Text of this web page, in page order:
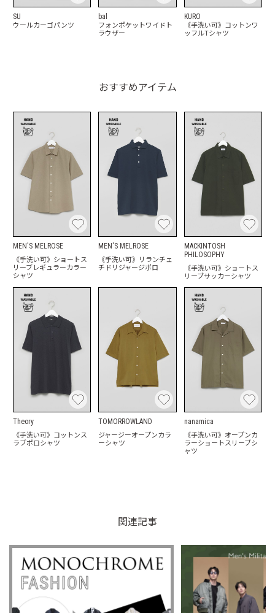
SU
ウールカーゴパンツ
bal
フォンポケットワイドト
ラウザー
KURO
《手洗い可》コットンワ
ッフルTシャツ
おすすめアイテム
MEN'S MELROSE
《手洗い可》ショートス
リーブレギュラーカラー
シャツ
MEN'S MELROSE
《手洗い可》リランチェ
チドリジャージポロ
MACKINTOSH
PHILOSOPHY
《手洗い可》ショートス
リーブサッカーシャツ
Theory
《手洗い可》コットンス
ラブポロシャツ
TOMORROWLAND
ジャージーオープンカラ
ーシャツ
nanamica
《手洗い可》オープンカ
ラーショートスリーブシ
ャツ
関連記事